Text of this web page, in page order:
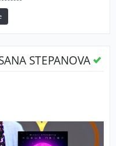
STEPANOVA